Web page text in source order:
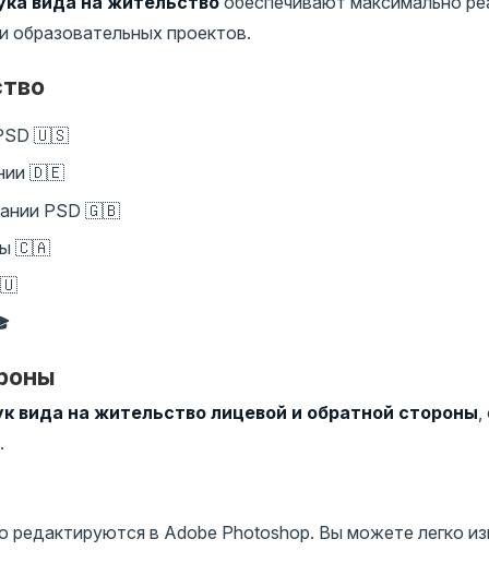
образовательных проектов.
🇺🇸
🇩🇪
PSD 🇬🇧
🇨🇦
вида на жительство лицевой и обратной стороны
редактируются в Adobe Photoshop. Вы можете легко